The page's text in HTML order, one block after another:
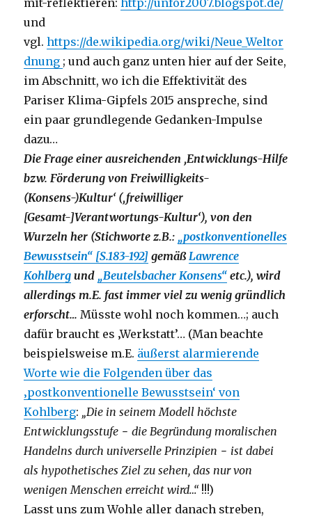
mit-reflektieren: http://unfor2007.blogspot.de/
und
vgl.https://de.wikipedia.org/wiki/Neue_Weltor
dnung ; und auch ganz unten hier auf der Seite,
im Abschnitt, wo ich die Effektivität des
Pariser Klima-Gipfels 2015 anspreche, sind
ein paar grundlegende Gedanken-Impulse
dazu…
Die Frage einer ausreichenden ‚Entwicklungs-Hilfe
bzw. Förderung von Freiwilligkeits-
(Konsens-)Kultur‘ (‚freiwilliger
[Gesamt-]Verantwortungs-Kultur‘), von den
Wurzeln her (Stichworte z.B.:„postkonventionelles
Bewusstsein“ [S.183-192] gemäßLawrence
Kohlberg und„Beutelsbacher Konsens“ etc.), wird
allerdings m.E. fast immer viel zu wenig gründlich
erforscht… Müsste wohl noch kommen…; auch
dafür braucht es ‚Werkstatt’… (Man beachte
beispielsweise m.E. äußerst alarmierende
Worte wie die Folgenden über das
‚postkonventionelle Bewusstsein‘ von
Kohlberg: „Die in seinem Modell höchste
Entwicklungsstufe − die Begründung moralischen
Handelns durch universelle Prinzipien − ist dabei
als hypothetisches Ziel zu sehen, das nur von
wenigen Menschen erreicht wird…“!!!)
Lasst uns zum Wohle aller danach streben,